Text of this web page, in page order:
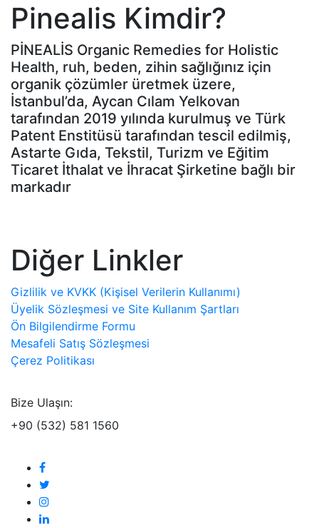
Pinealis Kimdir?
PİNEALİS Organic Remedies for Holistic
Health, ruh, beden, zihin sağlığınız için
organik çözümler üretmek üzere,
İstanbul’da, Aycan Cılam Yelkovan
tarafından 2019 yılında kurulmuş ve Türk
Patent Enstitüsü tarafından tescil edilmiş,
Astarte Gıda, Tekstil, Turizm ve Eğitim
Ticaret İthalat ve İhracat Şirketine bağlı bir
markadır
Diğer Linkler
Gizlilik ve KVKK (Kişisel Verilerin Kullanımı)
Üyelik Sözleşmesi ve Site Kullanım Şartları
Ön Bilgilendirme Formu
Mesafeli Satış Sözleşmesi
Çerez Politikası
Bize Ulaşın:
+90 (532) 581 1560